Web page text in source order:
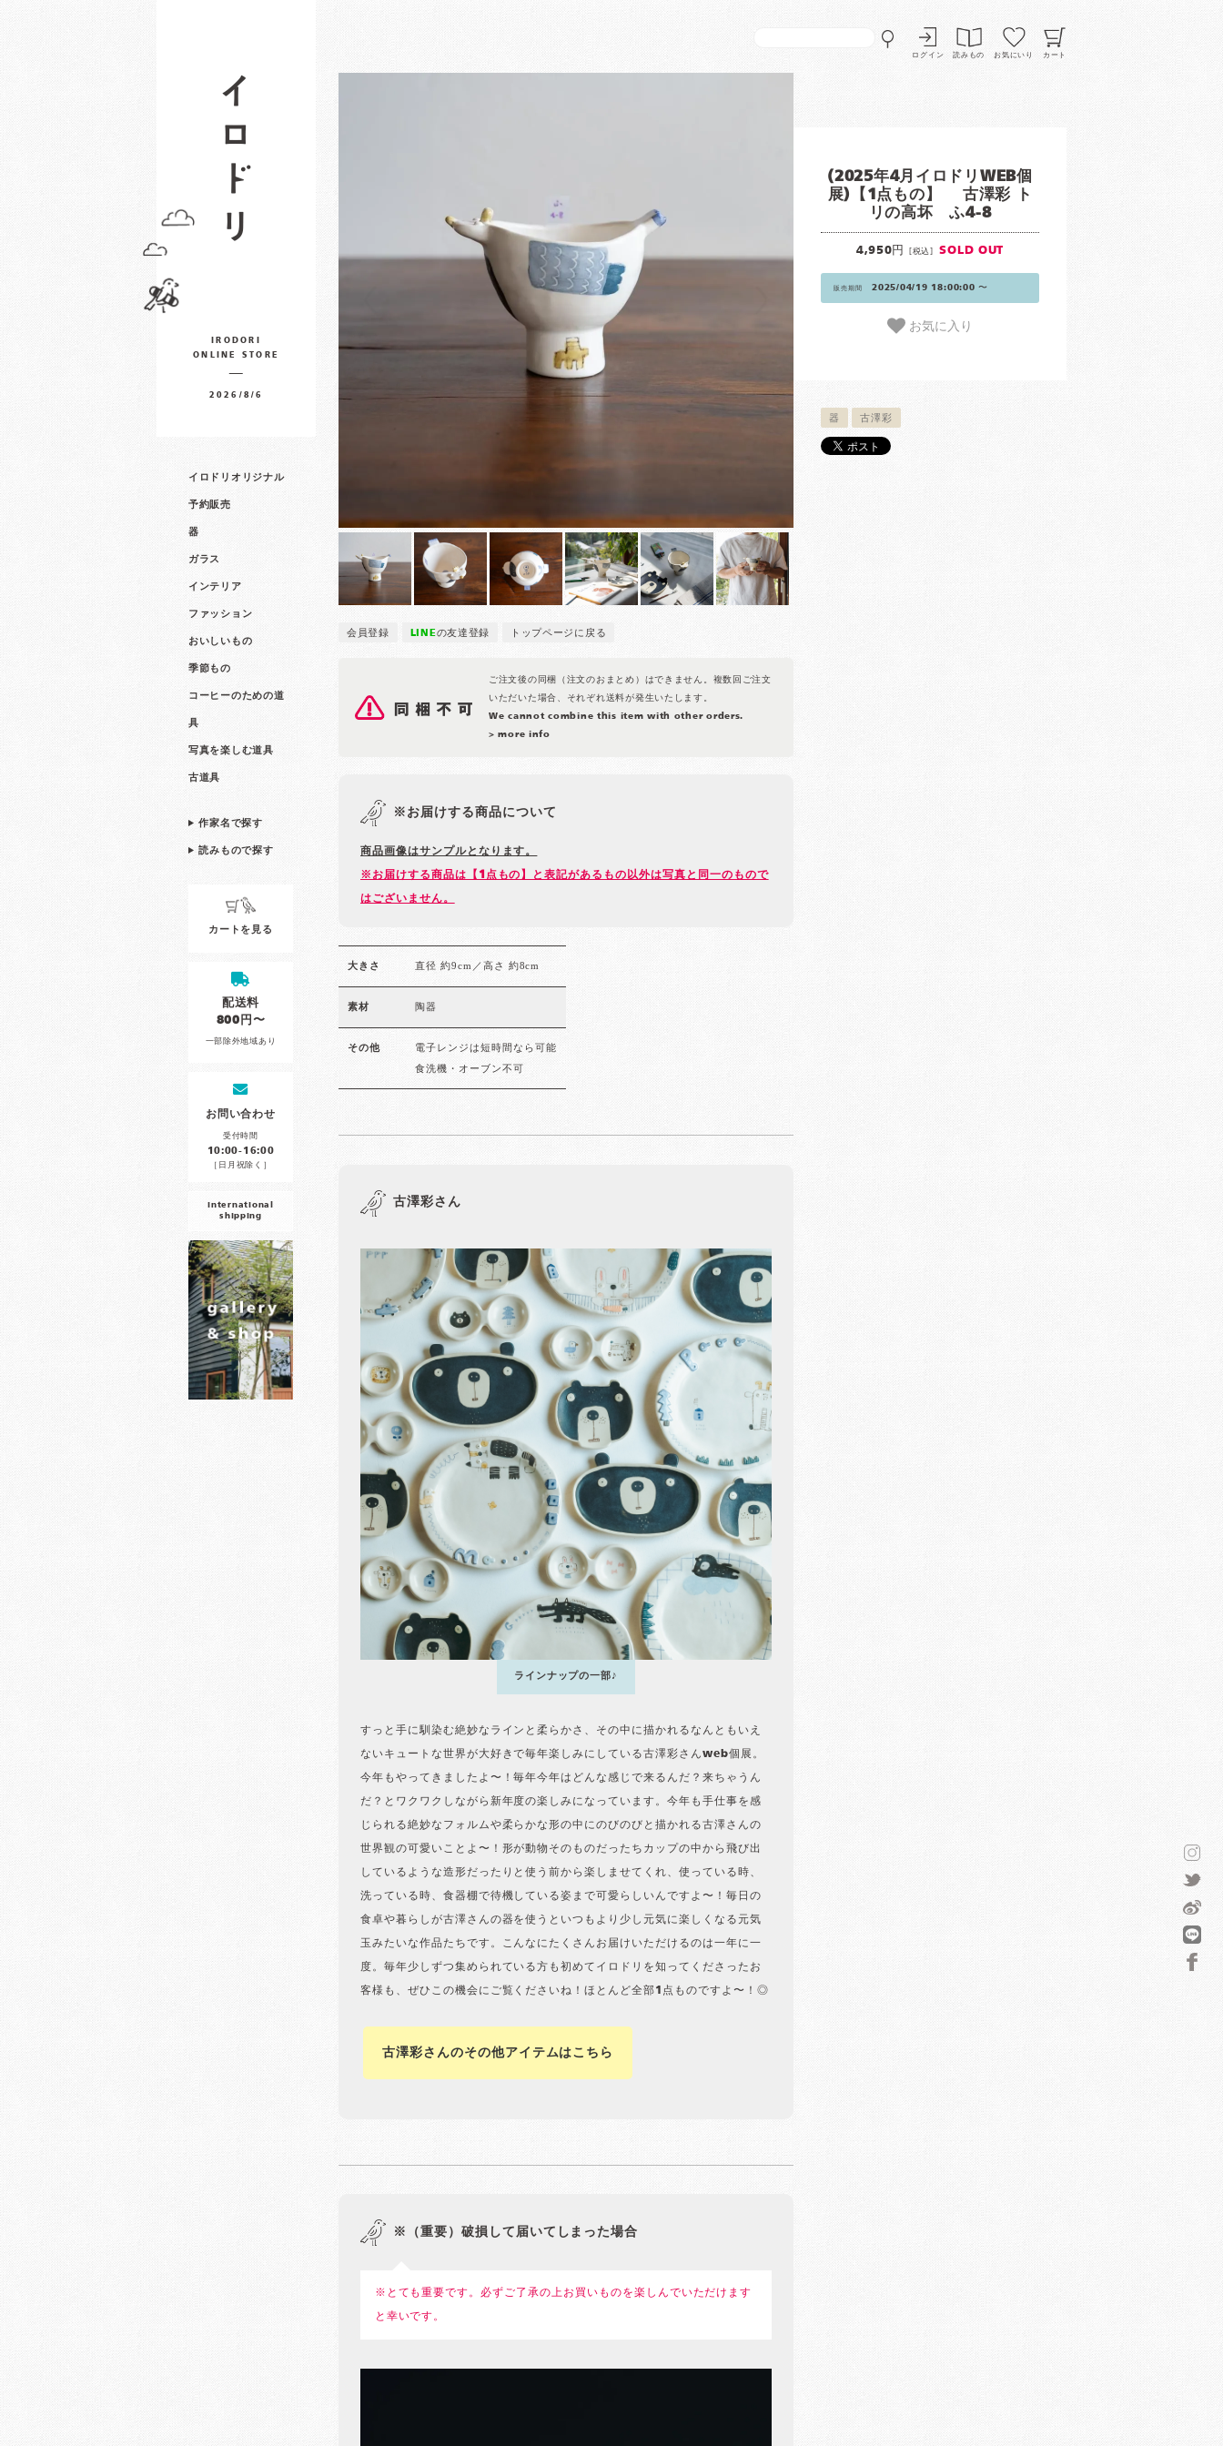
ログイン 読みもの お気にいり カート
IRODORI
ONLINE STORE
2026/8/6
イロドリオリジナル
予約販売
器
ガラス
インテリア
ファッション
おいしいもの
季節もの
コーヒーのための道
具
写真を楽しむ道具
古道具
作家名で探す
読みもので探す
カートを見る
配送料
800円〜
一部除外地域あり
お問い合わせ
受付時間
10:00-16:00
［日月祝除く］
international
shipping
会員登録 LINEの友達登録 トップページに戻る
ご注文後の同梱（注文のおまとめ）はできません。複数回ご注文
いただいた場合、それぞれ送料が発生いたします。
We cannot combine this item with other orders.
> more info
(2025年4月イロドリWEB個
展)【1点もの】 古澤彩 ト
リの高坏 ふ4-8
4,950円 [税込] SOLD OUT
販売期間 2025/04/19 18:00:00 〜
お気に入り
器 古澤彩
※お届けする商品について
商品画像はサンプルとなります。
※お届けする商品は【1点もの】と表記があるもの以外は写真と同一のもので
はございません。
大きさ 直径 約9cm／高さ 約8cm
素材 陶器
その他
電子レンジは短時間なら可能
食洗機・オーブン不可
古澤彩さん
ラインナップの一部♪
すっと手に馴染む絶妙なラインと柔らかさ、その中に描かれるなんともいえ
ないキュートな世界が大好きで毎年楽しみにしている古澤彩さんweb個展。
今年もやってきましたよ〜！毎年今年はどんな感じで来るんだ？来ちゃうん
だ？とワクワクしながら新年度の楽しみになっています。今年も手仕事を感
じられる絶妙なフォルムや柔らかな形の中にのびのびと描かれる古澤さんの
世界観の可愛いことよ〜！形が動物そのものだったちカップの中から飛び出
しているような造形だったりと使う前から楽しませてくれ、使っている時、
洗っている時、食器棚で待機している姿まで可愛らしいんですよ〜！毎日の
食卓や暮らしが古澤さんの器を使うといつもより少し元気に楽しくなる元気
玉みたいな作品たちです。こんなにたくさんお届けいただけるのは一年に一
度。毎年少しずつ集められている方も初めてイロドリを知ってくださったお
客様も、ぜひこの機会にご覧くださいね！ほとんど全部1点ものですよ〜！◎
古澤彩さんのその他アイテムはこちら
※（重要）破損して届いてしまった場合
※とても重要です。必ずご了承の上お買いものを楽しんでいただけます
と幸いです。